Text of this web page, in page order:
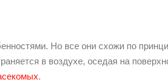
Но все они схожи по
в воздухе, оседая на
.